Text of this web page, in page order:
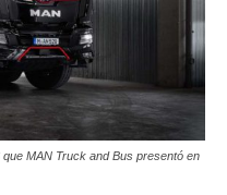
MAN Truck and Bus presentó en